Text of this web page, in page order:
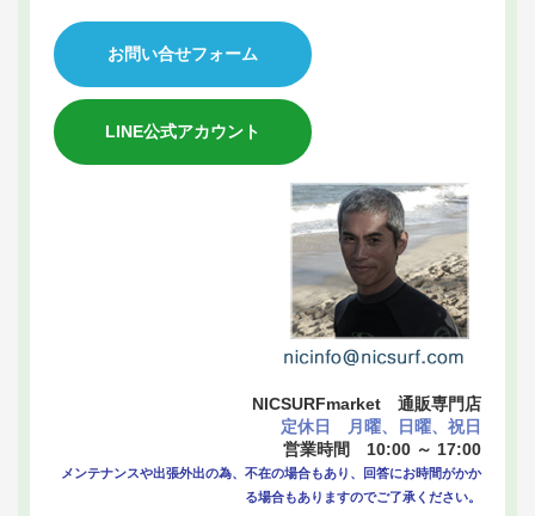
お問い合せフォーム
LINE公式アカウント
NICSURFmarket 通販専門店
定休日 月曜、日曜、祝日
営業時間 10:00 ～ 17:00
メンテナンスや出張外出の為、不在の場合もあり、回答にお時間がかか
る場合もありますのでご了承ください。